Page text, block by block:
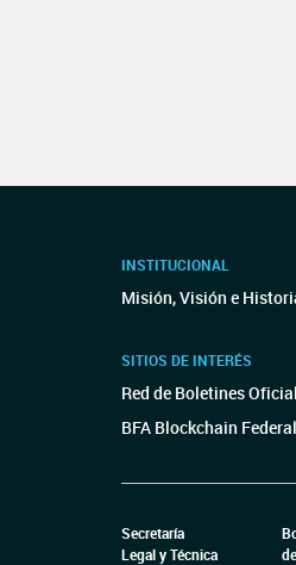
INSTITUCIONAL
Misión, Visión e
SITIOS DE INTERÉS
Red de Boletines
BFA Blockchain
Secretaría
Legal y Técnica